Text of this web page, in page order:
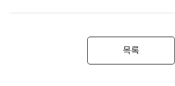
목록